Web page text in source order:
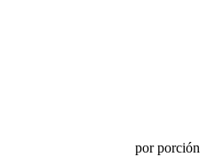
por porción